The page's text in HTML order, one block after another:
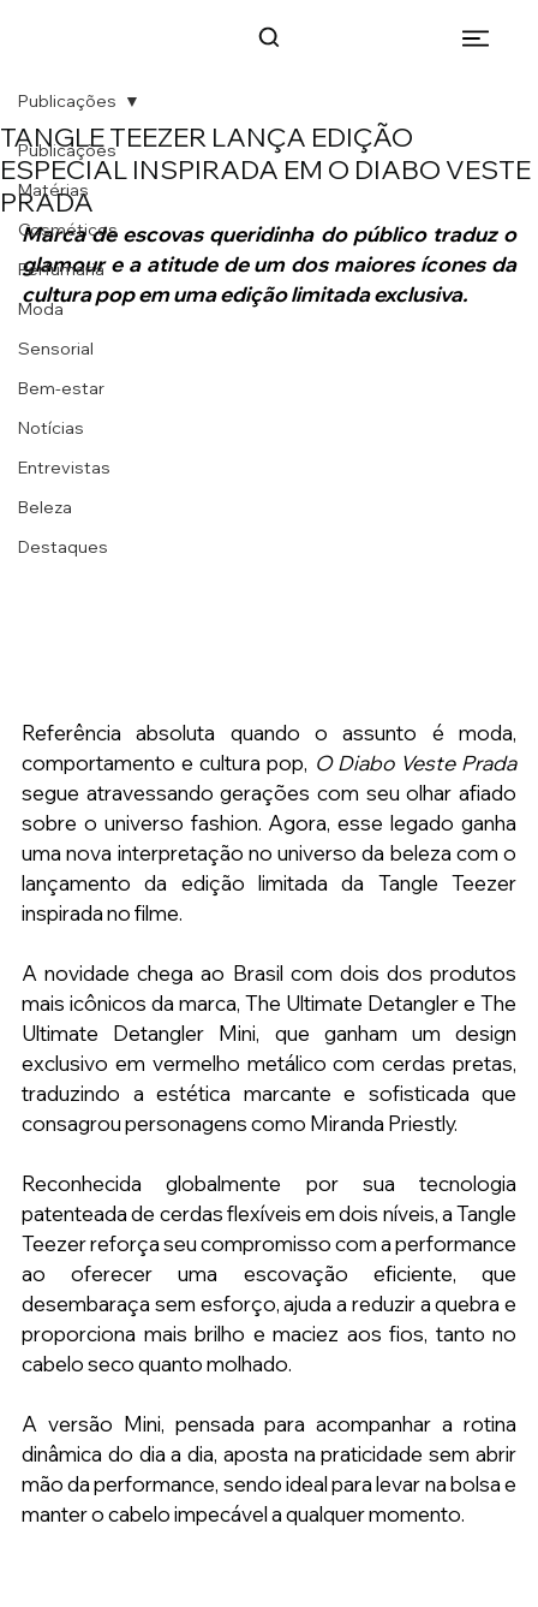
Publicações
Matérias
Cosméticos
Perfumaria
Moda
Sensorial
Bem-estar
Notícias
Entrevistas
Beleza
Destaques
Publicações
TANGLE TEEZER LANÇA EDIÇÃO
ESPECIAL INSPIRADA EM O DIABO VESTE
PRADA
Marca de escovas queridinha do público traduz o
glamour e a atitude de um dos maiores ícones da
cultura pop em uma edição limitada exclusiva.
Referência absoluta quando o assunto é moda,
comportamento e cultura pop, O Diabo Veste Prada
segue atravessando gerações com seu olhar afiado
sobre o universo fashion. Agora, esse legado ganha
uma nova interpretação no universo da beleza com o
lançamento da edição limitada da Tangle Teezer
inspirada no filme.
A novidade chega ao Brasil com dois dos produtos
mais icônicos da marca, The Ultimate Detangler e The
Ultimate Detangler Mini, que ganham um design
exclusivo em vermelho metálico com cerdas pretas,
traduzindo a estética marcante e sofisticada que
consagrou personagens como Miranda Priestly.
Reconhecida globalmente por sua tecnologia
patenteada de cerdas flexíveis em dois níveis, a Tangle
Teezer reforça seu compromisso com a performance
ao oferecer uma escovação eficiente, que
desembaraça sem esforço, ajuda a reduzir a quebra e
proporciona mais brilho e maciez aos fios, tanto no
cabelo seco quanto molhado.
A versão Mini, pensada para acompanhar a rotina
dinâmica do dia a dia, aposta na praticidade sem abrir
mão da performance, sendo ideal para levar na bolsa e
manter o cabelo impecável a qualquer momento.